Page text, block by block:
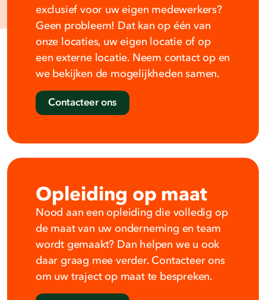
exclusief voor uw eigen medewerkers?
Geen probleem! Dat kan op één van
onze locaties, uw eigen locatie of op
een externe locatie. Neem contact op en
we bekijken de mogelijkheden samen.
Contacteer ons
Opleiding op maat
Nood aan een opleiding die volledig op
de maat van uw onderneming en team
wordt gemaakt? Dan helpen we u ook
daar graag mee verder. Contacteer ons
om uw traject op maat te bespreken.